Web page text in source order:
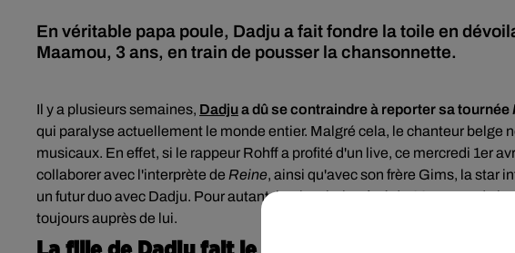
En véritable papa poule, Dadju a fait fondre la toile en
Maamou, 3 ans, en train de pousser la chansonnette.
Il y a plusieurs semaines, Dadjua dû se contraindre à reporter sa tournée
qui paralyse actuellement le monde entier. Malgré cela, le chanteur belge
musicaux. En effet, si le rappeur Rohff a profité d'un live, ce mercredi 1er
collaborer avec l'interprète de Reine, ainsi qu'avec son frère Gims, la star
un futur duo avec Dadju. Pour autant, l'artiste belge âgé de 28 ans garde
toujours auprès de lui.